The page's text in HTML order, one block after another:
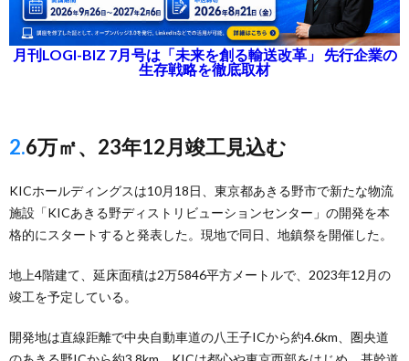
月刊LOGI-BIZ 7月号は「未来を創る輸送改革」 先行企業の
生存戦略を徹底取材
2.6万㎡、23年12月竣工見込む
KICホールディングスは10月18日、東京都あきる野市で新たな物流
施設「KICあきる野ディストリビューションセンター」の開発を本
格的にスタートすると発表した。現地で同日、地鎮祭を開催した。
地上4階建て、延床面積は2万5846平方メートルで、2023年12月の
竣工を予定している。
開発地は直線距離で中央自動車道の八王子ICから約4.6km、圏央道